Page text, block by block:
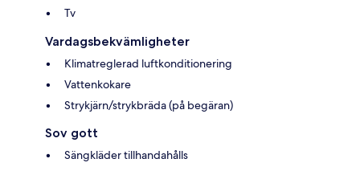
Tv
Vardagsbekvämligheter
Klimatreglerad luftkonditionering
Vattenkokare
Strykjärn/strykbräda (på begäran)
Sov gott
Sängkläder tillhandahålls